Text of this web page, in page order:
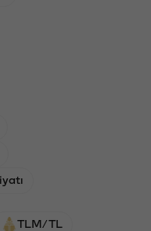
TLM/TL